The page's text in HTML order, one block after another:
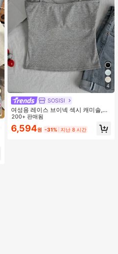
4
SOSISI
여성용 레이스 브이넥 섹시 캐미솔,
봄/여름, 패딩, 할로우 아웃, 피티드, 슬
림, 레이어링 탑 캐주얼
200+ 판매됨
6,594원 -31% 지난 8 시간